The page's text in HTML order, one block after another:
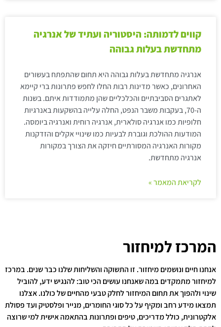
קווים לדמותה: היסטוריה ועתיד של אנרגיה
מתחדשת בעלות גבוהה
אנרגיה מתחדשת בעלות גבוהה היא תחום שהתפתח בעשורים
האחרונים, כאשר מדינות רבות החלו לחפש פתרונות ברי קיימא
לאתגרים הסביבתיים והכלכליים שהן מתמודדות איתם. בשנות
ה-70, בעקבות משבר הנפט, החלה עלייה בהשקעות באנרגיות
חלופיות כמו אנרגיה סולארית, אנרגיה רוחית ואנרגיה ביומסה.
המודעות ההולכת וגוברת לבעיות כמו שינויי אקלים והזדקנות
מקורות האנרגיה המסורתיים חיזקה את הצורך במקורות
אנרגיה מתחדשת.
לקריאת המאמר »
המרכז למיחזור
אנחנו חיים ונושמים מיחזור. זו התשוקה והשליחות שלנו כבר שנים. במרכז
למיחזור מתמקדים במה שאנחנו עושים הכי טוב: להנגיש ידע, להוביל
שינוי ולהפוך את תחום המיחזור לחלק טבעי מהחיים של כולנו. אצלנו
תמצאו מידע רחב ומקיף על כל סוגי החומרים, מנייר ופלסטיק ועד פסולת
אלקטרונית, כולל מדריכים, טיפים ופתרונות בהתאמה אישית למי שרוצה